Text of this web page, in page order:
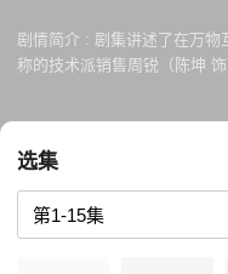
剧情简介 : 剧集讲述了在万物
称的技术派销售周锐（陈坤
市场竞争的浪潮中狭路相逢
想之光。
选集